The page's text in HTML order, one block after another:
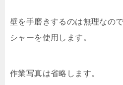
壁を手磨きするのは無理なの
シャーを使用します。
作業写真は省略します。